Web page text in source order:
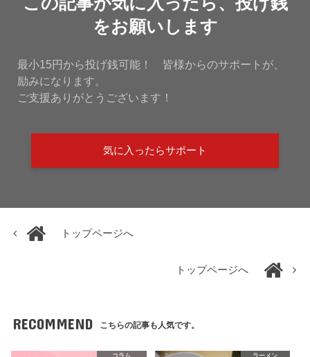
をお願いします
最小15円から投げ銭可能！ 皆様からのサポートが、
励みになります。
ご支援ありがとうございます！
気に入ったらサポート
トップページへ
トップページへ
RECOMMEND こちらの記事も人気です。
コラム ラーメン